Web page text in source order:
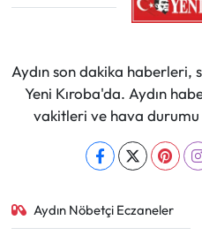
Aydın son dakika haberleri,
Yeni Kıroba'da. Aydın
vakitleri ve hava
Aydın Nöbetçi Eczaneler